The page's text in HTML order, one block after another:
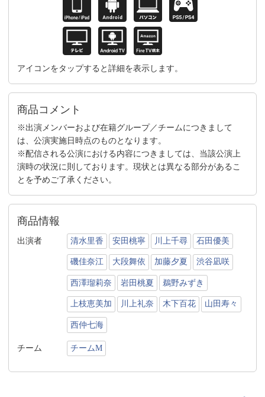
アイコンをタップすると詳細を表示します。
商品コメント
※出演メンバーおよび在籍グループ／チームにつきまして
は、公演実施日時点のものとなります。
※配信される公演における内容につきましては、当該公演上
演時の状況に則しております。現状とは異なる部分があるこ
とを予めご了承ください。
商品情報
出演者 清水里香 安田桃寧 川上千尋 石田優美
磯佳奈江 大段舞依 加藤夕夏 渋谷凪咲
西澤瑠莉奈 岩田桃夏 鵜野みずき
上枝恵美加 川上礼奈 木下百花 山田寿々
西仲七海
チーム チームM